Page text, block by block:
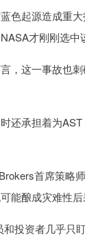
起源造成重大
才刚刚选中
这一事故也刺
承担着为AST
首席策略师
能酿成灾难性后
投资者几乎只盯